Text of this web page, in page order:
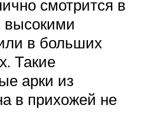
смотрится в
высокими
в больших
Такие
арки из
в прихожей не